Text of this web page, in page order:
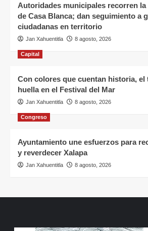
Autoridades municipales recorren
de Casa Blanca; dan seguimiento a
ciudadanas en territorio
Jan Xahuentitla 8 agosto, 2026
Capital
Con colores que cuentan historia, el
huella en el Festival del Mar
Jan Xahuentitla 8 agosto, 2026
Congreso
Ayuntamiento une esfuerzos para
y reverdecer Xalapa
Jan Xahuentitla 8 agosto, 2026